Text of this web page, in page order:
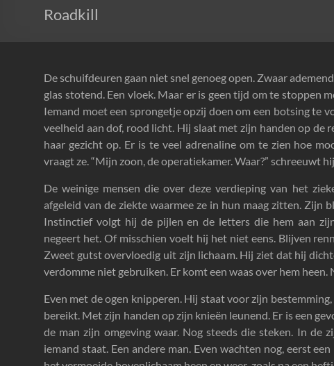
Roadkill
De schuifdeuren gaan niet snel genoeg open. Zwaar
glas stotend. Een vloek. Maar er is geen tijd om te stoppen
Iemand moet een sprongetje opzij doen om een botsing te
veelheid aan dof, rood licht. Hij slaat met zijn handen op de
haar gezicht op. Er is te veel adrenaline om te zien hoe
vraagt ze. “Mijn zoon, de operatiekamer. Waar?” schreeuwt
De weinige mensen die over deze verdieping van het
afgeleid van de ziekte waarmee ze in hun maag zitten. Zijn
Instinctief volgt hij de pijlen en de letters die hem aan
negeert het. Of misschien voelt hij het niet eens. Blijven
Zweet gutst overvloedig uit zijn lichaam. Hij ziet dat hij
verdomme niet gebruiken. Er komt een waas over hem
Even met de ogen knipperen. Hij staat voor zijn
bereikt. Met zijn handen op zijn knieën leunend. Er is een
de man zijn omgeving waar. Nog steeds die steken. In
iemand staat. Een andere man. Even wachten nog, eerst